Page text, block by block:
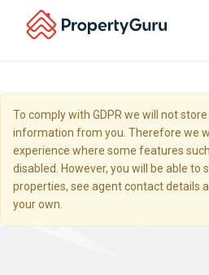
To comply with GDPR we will not
information from you. Therefore we
experience where some features
disabled. However, you will be able to
properties, see agent contact details
your own.